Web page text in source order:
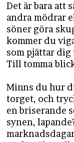
Det är bara att
andra mödrar
söner göra
kommer du
som pjättar
Till tomma
Minns du hur
torget, och
en briserande
synen,